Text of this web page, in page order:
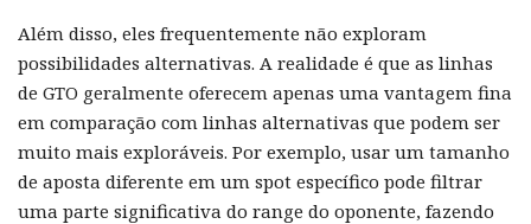
Além disso, eles frequentemente não exploram
possibilidades alternativas. A realidade é que as linhas
de GTO geralmente oferecem apenas uma vantagem fina
em comparação com linhas alternativas que podem ser
muito mais exploráveis. Por exemplo, usar um tamanho
de aposta diferente em um spot específico pode filtrar
uma parte significativa do range do oponente, fazendo